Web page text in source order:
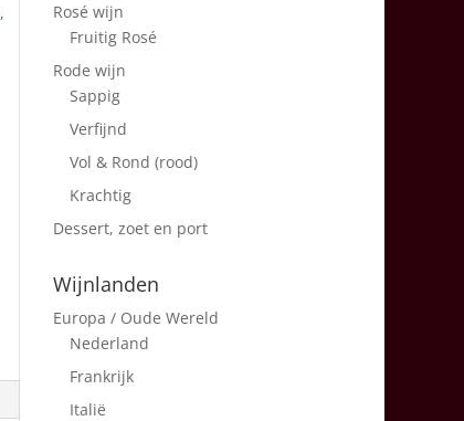
,
Rosé wijn
Fruitig Rosé
Rode wijn
Sappig
Verfijnd
Vol & Rond (rood)
Krachtig
Dessert, zoet en port
Wijnlanden
Europa / Oude Wereld
Nederland
Frankrijk
Italië